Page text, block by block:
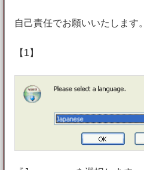
自己責任でお願いいたします。
【1】